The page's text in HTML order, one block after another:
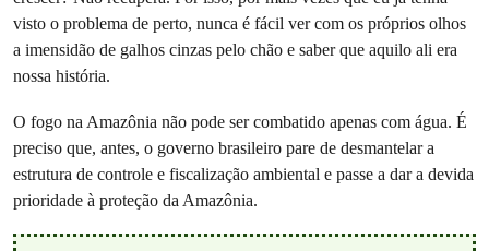
visto o problema de perto, nunca é fácil ver com os próprios olhos
a imensidão de galhos cinzas pelo chão e saber que aquilo ali era
nossa história.
O fogo na Amazônia não pode ser combatido apenas com água. É
preciso que, antes, o governo brasileiro pare de desmantelar a
estrutura de controle e fiscalização ambiental e passe a dar a devida
prioridade à proteção da Amazônia.